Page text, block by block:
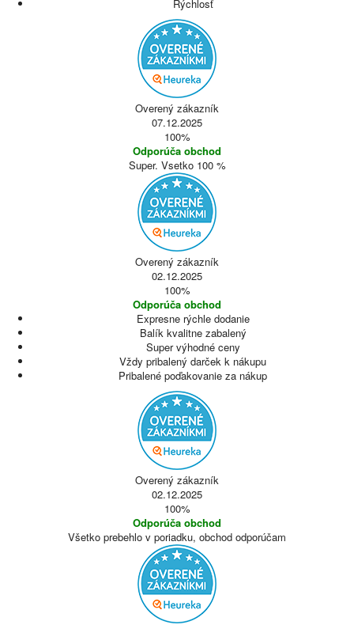
Rýchlosť
Overený zákazník
07.12.2025
100%
Odporúča obchod
Super. Vsetko 100 %
Overený zákazník
02.12.2025
100%
Odporúča obchod
Expresne rýchle dodanie
Balík kvalitne zabalený
Super výhodné ceny
Vždy pribalený darček k nákupu
Pribalené poďakovanie za nákup
Overený zákazník
02.12.2025
100%
Odporúča obchod
Všetko prebehlo v poriadku, obchod odporúčam